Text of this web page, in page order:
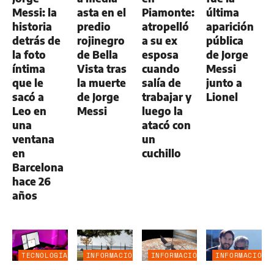
Messi: la
historia
detrás de
la foto
íntima
que le
sacó a
Leo en
una
ventana
en
Barcelona
hace 26
años
asta en el
predio
rojinegro
de Bella
Vista tras
la muerte
de Jorge
Messi
Piamonte:
atropelló
a su ex
esposa
cuando
salía de
trabajar y
luego la
atacó con
un
cuchillo
última
aparición
pública
de Jorge
Messi
junto a
Lionel
TECNOLOGÍA
INFORMACIÓN
INFORMACIÓN
INFORMACIÓN